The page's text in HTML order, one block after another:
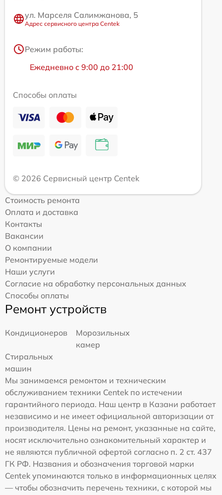
ул. Марселя Салимжанова, 5
Адрес сервисного центра Centek
Режим работы:
Ежедневно с 9:00 до 21:00
Способы оплаты
© 2026 Сервисный центр Centek
Стоимость ремонта
Оплата и доставка
Контакты
Вакансии
О компании
Ремонтируемые модели
Наши услуги
Согласие на обработку персональных данных
Способы оплаты
Ремонт устройств
Кондиционеров
Морозильных
камер
Стиральных
машин
Мы занимаемся ремонтом и техническим
обслуживанием техники Centek по истечении
гарантийного периода. Наш центр в Казани работает
независимо и не имеет официальной авторизации от
производителя. Цены на ремонт, указанные на сайте,
носят исключительно ознакомительный характер и
не являются публичной офертой согласно п. 2 ст. 437
ГК РФ. Названия и обозначения торговой марки
Centek упоминаются только в информационных целях
— чтобы обозначить перечень техники, с которой мы